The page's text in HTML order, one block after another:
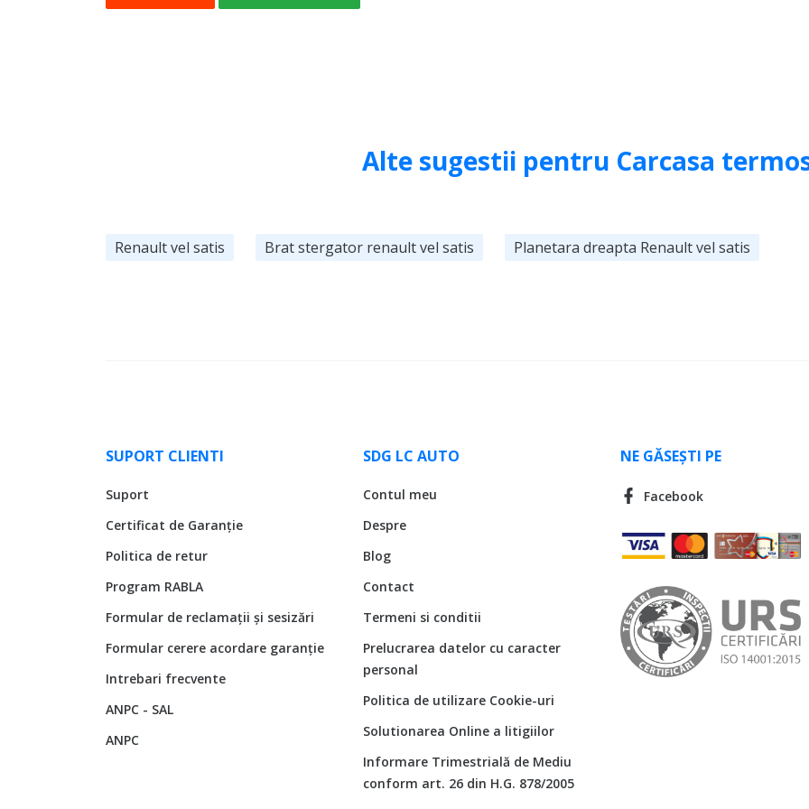
Alte sugestii pentru Carcasa
Renault vel satis Brat stergator renault vel satis Planetara dreapta Renault vel satis
SUPORT CLIENTI
Suport
Certificat de Garanție
Politica de retur
Program RABLA
Formular de reclamații și sesizări
Formular cerere acordare garanție
Intrebari frecvente
ANPC - SAL
ANPC
SDG LC AUTO
Contul meu
Despre
Blog
Contact
Termeni si conditii
Prelucrarea datelor cu caracter
personal
Politica de utilizare Cookie-uri
Solutionarea Online a litigiilor
Informare Trimestrială de Mediu
conform art. 26 din H.G. 878/2005
NE GĂSEȘTI PE
Facebook